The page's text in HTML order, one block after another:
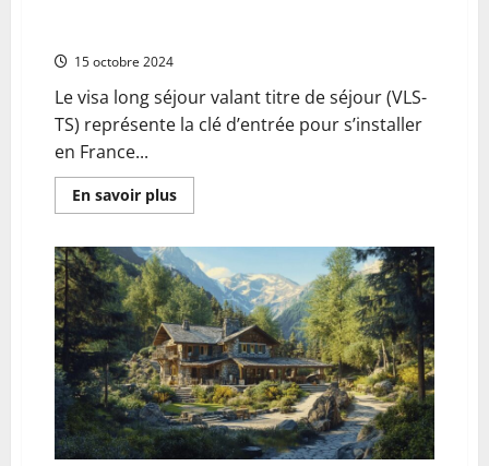
15 octobre 2024
Le visa long séjour valant titre de séjour (VLS-
TS) représente la clé d’entrée pour s’installer
en France...
En savoir plusEn
savoir
Guide
Complet
du
VLS-
TS
:
Les
Documents
Indispensables
a
Preparer
Avant
Votre
Depart